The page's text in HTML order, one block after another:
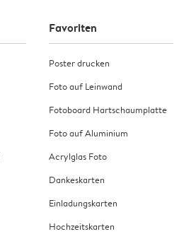
Favoriten
Poster drucken
Foto auf Leinwand
Fotoboard Hartschaumplatte
Foto auf Aluminium
Acrylglas Foto
Dankeskarten
Einladungskarten
Hochzeitskarten